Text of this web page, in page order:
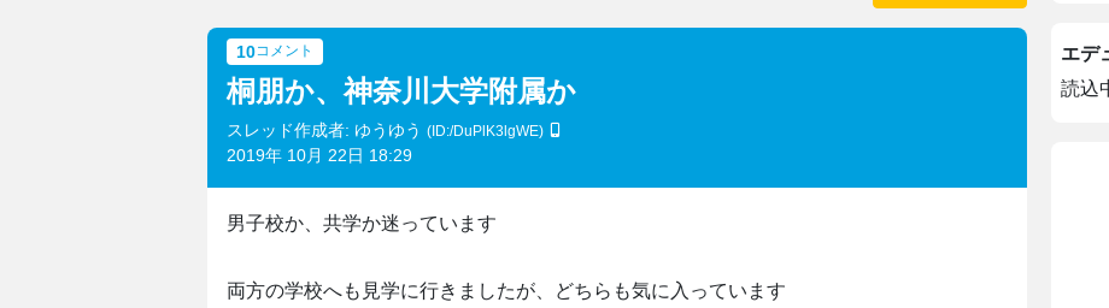
10コメント
桐朋か、神奈川大学附属か
スレッド作成者: ゆうゆう (ID:/DuPlK3lgWE)
2019年 10月 22日 18:29
男子校か、共学か迷っています
両方の学校へも見学に行きましたが、どちらも気に入っています
エデ
読込